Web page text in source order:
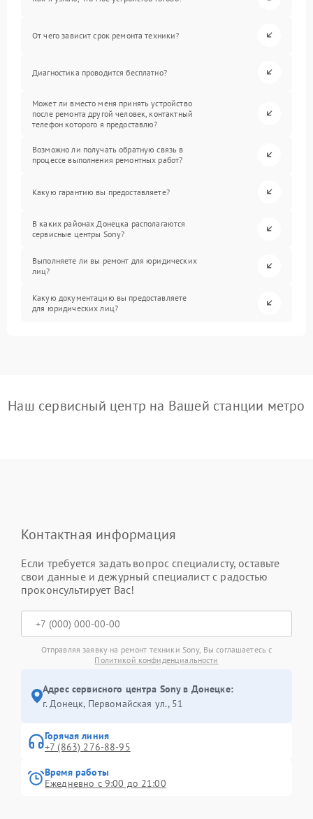
От чего зависит срок ремонта техники?
Диагностика проводится бесплатно?
Может ли вместо меня принять устройство
после ремонта другой человек, контактный
телефон которого я предоставлю?
Возможно ли получать обратную связь в
процессе выполнения ремонтных работ?
Какую гарантию вы предоставляете?
В каких районах Донецка располагаются
сервисные центры Sony?
Выполняете ли вы ремонт для юридических
лиц?
Какую документацию вы предоставляете
для юридических лиц?
Наш сервисный центр на Вашей станции метро
Контактная информация
Если требуется задать вопрос специалисту, оставьте
свои данные и дежурный специалист с радостью
проконсультирует Вас!
Отправляя заявку на ремонт техники Sony, Вы соглашаетесь с
Политикой конфиденциальности
Адрес сервисного центра Sony в Донецке:
г. Донецк, Первомайская ул., 51
Горячая линия
+7 (863) 276-88-95
Время работы
Ежедневно с 9:00 до 21:00